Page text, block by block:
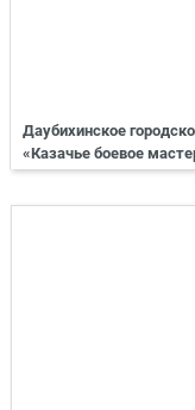
Даубихинское
«Казачье боевое